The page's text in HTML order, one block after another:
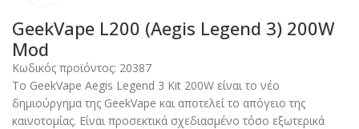
GeekVape L200 (Aegis Legend 3) 200W
Mod
Κωδικός προϊόντος: 20387
Το GeekVape Aegis Legend 3 Kit 200W είναι το νέο
δημιούργημα της GeekVape και αποτελεί το απόγειο της
καινοτομίας. Είναι προσεκτικά σχεδιασμένο τόσο εξωτερικά